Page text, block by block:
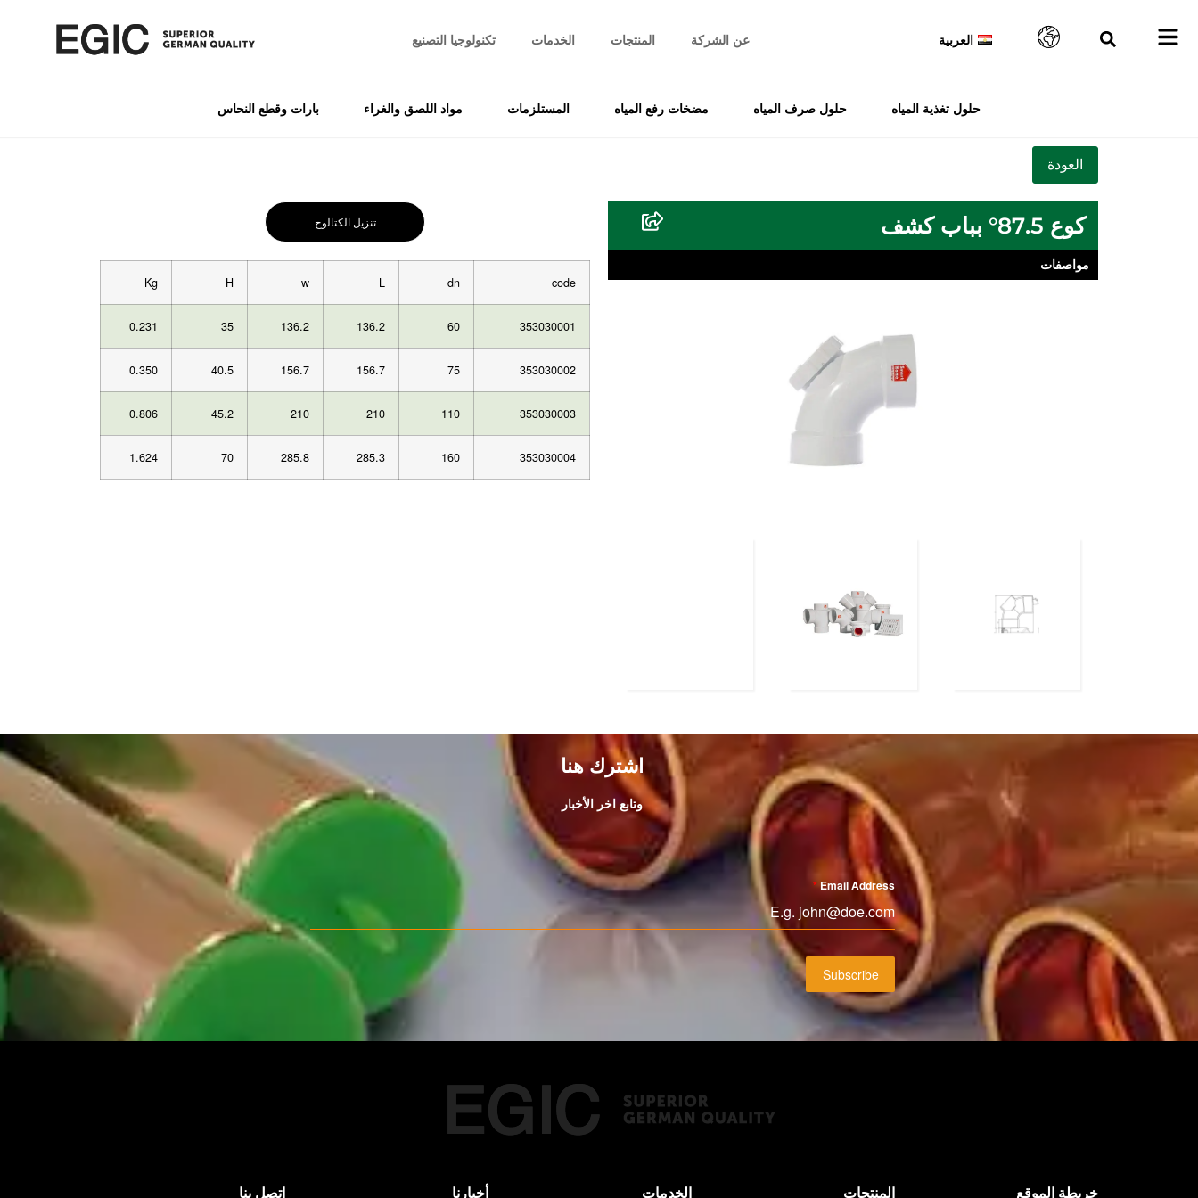
العربية عن الشركة المنتجات الخدمات تكنولوجيا التصنيع
حلول تغذية المياه حلول صرف المياه مضخات رفع المياه المستلزمات مواد اللصق والغراء بارات وقطع النحاس
كوع 87.5° بباب كشف
مواصفات
تنزيل الكتالوج
code
dn
L
w
H
Kg
353030001
60
136.2
136.2
35
0.231
353030002
75
156.7
156.7
40.5
0.350
353030003
110
210
210
45.2
0.806
353030004
160
285.3
285.8
70
1.624
اشترك هنا
وتابع اخر الأخبار
Email Address
*
Subscribe
خريطة الموقع المنتجات الخدمات أخبارنا اتصل بنا